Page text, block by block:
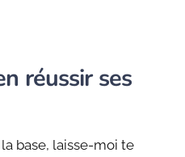
réussir ses
base, laisse-moi te